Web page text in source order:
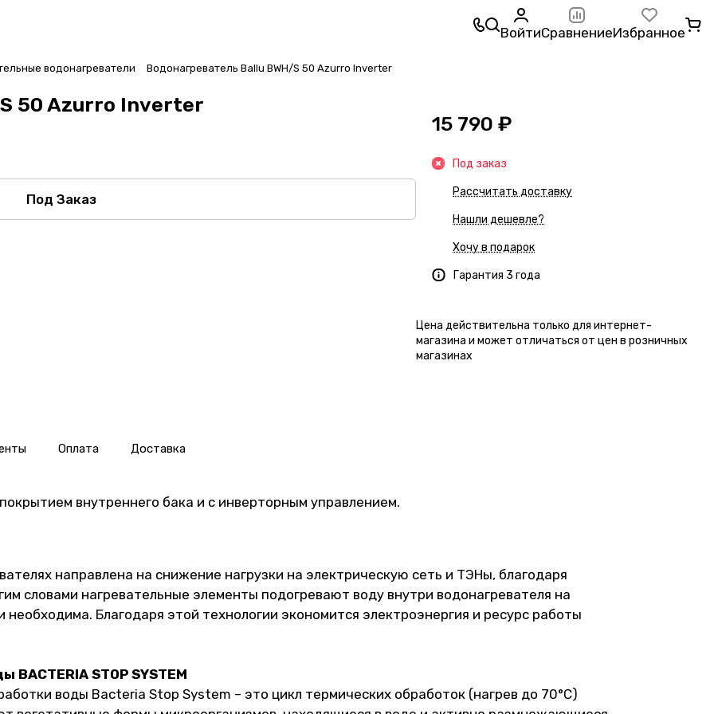
ВойтиСравнениеИзбранное
водонагреватели Водонагреватель Ballu BWH/S 50 Azurro Inverter
50 Azurro Inverter
Под Заказ
15 790 ₽
Под заказ
Рассчитать доставку
Нашли дешевле?
Хочу в подарок
Гарантия 3 года
Цена действительна только для интернет-
магазина и может отличаться от цен в розничных
магазинах
Оплата Доставка
внутреннего бака и с инверторным управлением.
направлена на снижение нагрузки на электрическую сеть и ТЭНы, благодаря
словами нагревательные элементы подогревают воду внутри водонагревателя на
Благодаря этой технологии экономится электроэнергия и ресурс работы
STOP SYSTEM
воды Bacteria Stop System – это цикл термических обработок (нагрев до 70°С)